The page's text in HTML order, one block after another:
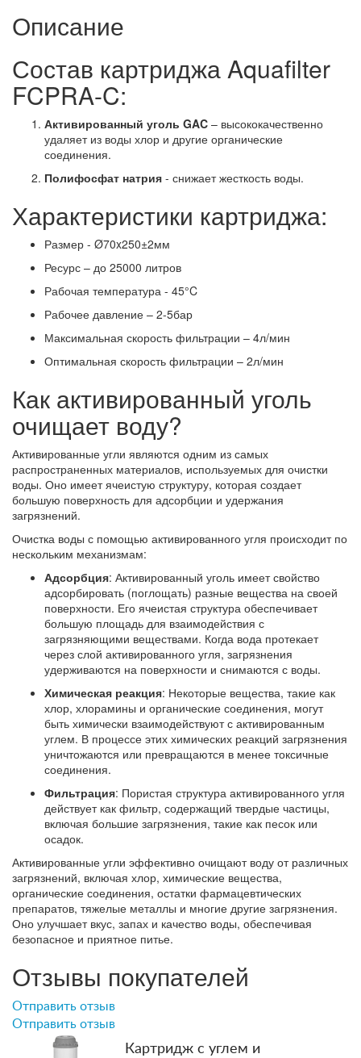
Описание
Состав картриджа Aquafilter
FCPRA-C:
Активированный уголь GAC – высококачественно
удаляет из воды хлор и другие органические
соединения.
Полифосфат натрия - снижает жесткость воды.
Характеристики картриджа:
Размер - Ø70x250±2мм
Ресурс – до 25000 литров
Рабочая температура - 45°C
Рабочее давление – 2-5бар
Максимальная скорость фильтрации – 4л/мин
Оптимальная скорость фильтрации – 2л/мин
Как активированный уголь
очищает воду?
Активированные угли являются одним из самых
распространенных материалов, используемых для очистки
воды. Оно имеет ячеистую структуру, которая создает
большую поверхность для адсорбции и удержания
загрязнений.
Очистка воды с помощью активированного угля происходит по
нескольким механизмам:
Адсорбция: Активированный уголь имеет свойство
адсорбировать (поглощать) разные вещества на своей
поверхности. Его ячеистая структура обеспечивает
большую площадь для взаимодействия с
загрязняющими веществами. Когда вода протекает
через слой активированного угля, загрязнения
удерживаются на поверхности и снимаются с воды.
Химическая реакция: Некоторые вещества, такие как
хлор, хлорамины и органические соединения, могут
быть химически взаимодействуют с активированным
углем. В процессе этих химических реакций загрязнения
уничтожаются или превращаются в менее токсичные
соединения.
Фильтрация: Пористая структура активированного угля
действует как фильтр, содержащий твердые частицы,
включая большие загрязнения, такие как песок или
осадок.
Активированные угли эффективно очищают воду от различных
загрязнений, включая хлор, химические вещества,
органические соединения, остатки фармацевтических
препаратов, тяжелые металлы и многие другие загрязнения.
Оно улучшает вкус, запах и качество воды, обеспечивая
безопасное и приятное питье.
Отзывы покупателей
Отправить отзыв
Отправить отзыв
Картридж с углем и